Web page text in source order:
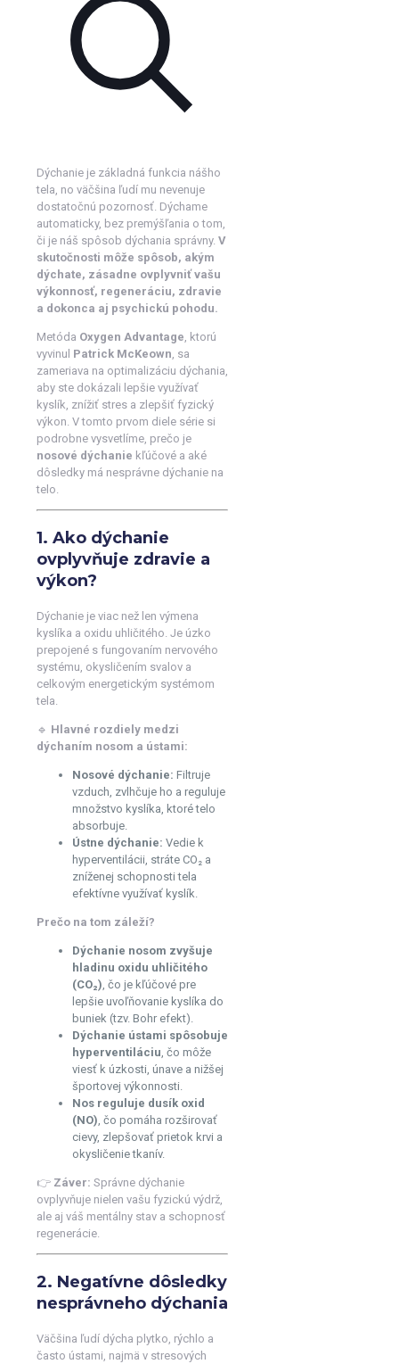
Dýchanie je základná funkcia nášho
tela, no väčšina ľudí mu nevenuje
dostatočnú pozornosť. Dýchame
automaticky, bez premýšľania o tom,
či je náš spôsob dýchania správny. V
skutočnosti môže spôsob, akým
dýchate, zásadne ovplyvniť vašu
výkonnosť, regeneráciu, zdravie
a dokonca aj psychickú pohodu.
Metóda Oxygen Advantage, ktorú
vyvinul Patrick McKeown, sa
zameriava na optimalizáciu dýchania,
aby ste dokázali lepšie využívať
kyslík, znížiť stres a zlepšiť fyzický
výkon. V tomto prvom diele série si
podrobne vysvetlíme, prečo je
nosové dýchanie kľúčové a aké
dôsledky má nesprávne dýchanie na
telo.
1. Ako dýchanie
ovplyvňuje zdravie a
výkon?
Dýchanie je viac než len výmena
kyslíka a oxidu uhličitého. Je úzko
prepojené s fungovaním nervového
systému, okysličením svalov a
celkovým energetickým systémom
tela.
🔹 Hlavné rozdiely medzi
dýchaním nosom a ústami:
Nosové dýchanie: Filtruje
vzduch, zvlhčuje ho a reguluje
množstvo kyslíka, ktoré telo
absorbuje.
Ústne dýchanie: Vedie k
hyperventilácii, stráte CO₂ a
zníženej schopnosti tela
efektívne využívať kyslík.
Prečo na tom záleží?
Dýchanie nosom zvyšuje
hladinu oxidu uhličitého
(CO₂), čo je kľúčové pre
lepšie uvoľňovanie kyslíka do
buniek (tzv. Bohr efekt).
Dýchanie ústami spôsobuje
hyperventiláciu, čo môže
viesť k úzkosti, únave a nižšej
športovej výkonnosti.
Nos reguluje dusík oxid
(NO), čo pomáha rozširovať
cievy, zlepšovať prietok krvi a
okysličenie tkanív.
👉 Záver: Správne dýchanie
ovplyvňuje nielen vašu fyzickú výdrž,
ale aj váš mentálny stav a schopnosť
regenerácie.
2. Negatívne dôsledky
nesprávneho dýchania
Väčšina ľudí dýcha plytko, rýchlo a
často ústami, najmä v stresových